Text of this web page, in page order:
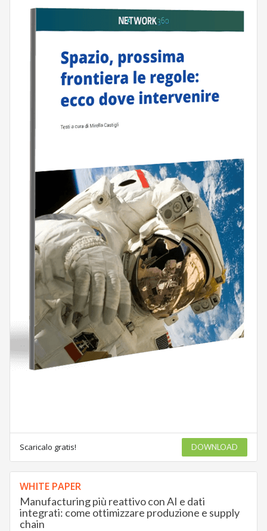
Scaricalo gratis! DOWNLOAD
WHITE PAPER
Manufacturing più reattivo con AI e dati
integrati: come ottimizzare produzione e supply
chain